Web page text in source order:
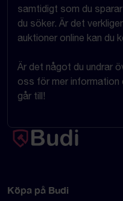
samtidigt som du
du söker. Är det
auktioner online kan du
Är det något du undrar
oss för mer information
går till!
Köpa på Budi